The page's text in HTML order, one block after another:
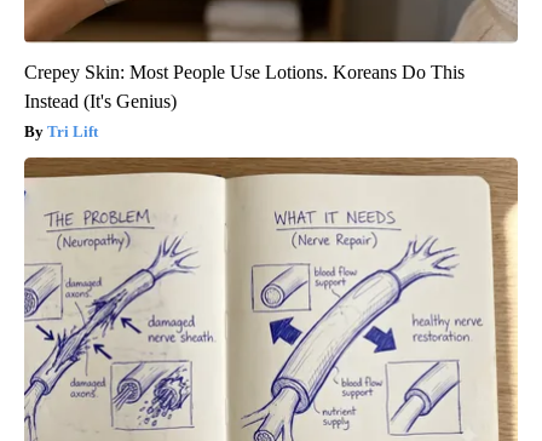
Crepey Skin: Most People Use Lotions. Koreans Do This
Instead (It's Genius)
Tri Lift